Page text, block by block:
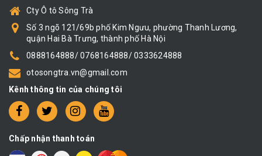
Cty Ô tô Sông Trà
Số 3 ngõ 121/69b phố Kim Ngưu, phường Thanh Lương,
quận Hai Bà Trưng, thành phố Hà Nội
0888164888/ 0768164888/ 0333624888
otosongtra.vn@gmail.com
Kênh thông tin của chúng tôi
Chấp nhận thanh toán